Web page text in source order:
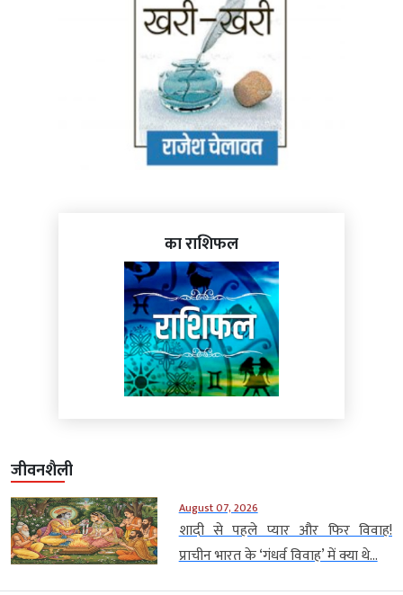
का राशिफल
जीवनशैली
August 07, 2026
शादी से पहले प्यार और फिर विवाह!
प्राचीन भारत के ‘गंधर्व विवाह’ में क्या थे...